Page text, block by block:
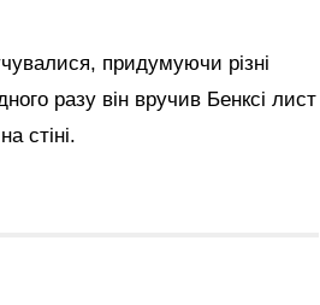
придумуючи різні
разу він вручив Бенксі лист
стіні.